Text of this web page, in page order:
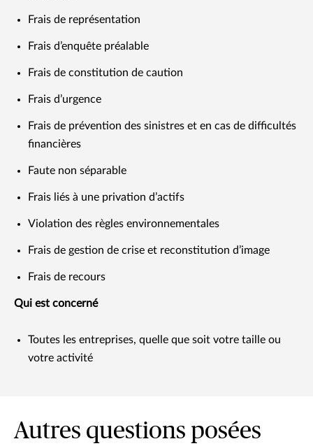
Frais de représentation
Frais d’enquête préalable
Frais de constitution de caution
Frais d’urgence
Frais de prévention des sinistres et en cas de difficultés
financières
Faute non séparable
Frais liés à une privation d’actifs
Violation des règles environnementales
Frais de gestion de crise et reconstitution d’image
Frais de recours
Qui est concerné
Toutes les entreprises, quelle que soit votre taille ou
votre activité​
Autres questions posées